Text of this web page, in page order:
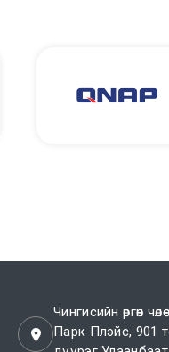
Чингисийн өргөн
Парк Плэйс, 901